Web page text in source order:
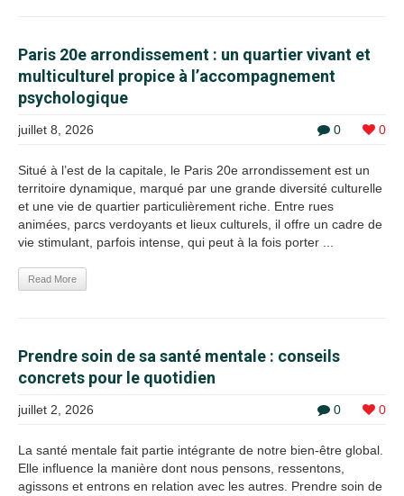
Paris 20e arrondissement : un quartier vivant et
multiculturel propice à l’accompagnement
psychologique
0 0
juillet 8, 2026
Situé à l’est de la capitale, le Paris 20e arrondissement est un
territoire dynamique, marqué par une grande diversité culturelle
et une vie de quartier particulièrement riche. Entre rues
animées, parcs verdoyants et lieux culturels, il offre un cadre de
vie stimulant, parfois intense, qui peut à la fois porter ...
Read More
Prendre soin de sa santé mentale : conseils
concrets pour le quotidien
0 0
juillet 2, 2026
La santé mentale fait partie intégrante de notre bien-être global.
Elle influence la manière dont nous pensons, ressentons,
agissons et entrons en relation avec les autres. Prendre soin de